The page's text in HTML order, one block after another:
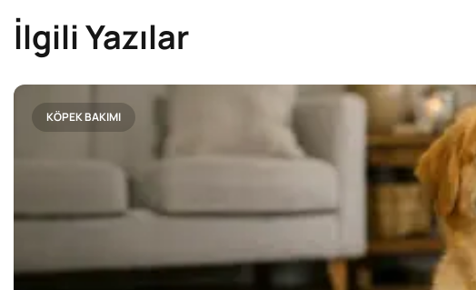
İlgili Yazılar
KÖPEK BAKIMI